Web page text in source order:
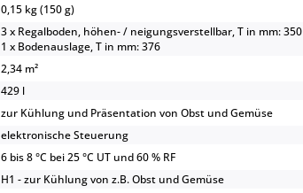
0,15 kg (150 g)
3 x Regalboden, höhen- / neigungsverstellbar, T in mm: 350
1 x Bodenauslage, T in mm: 376
2,34 m²
429 l
zur Kühlung und Präsentation von Obst und Gemüse
elektronische Steuerung
6 bis 8 °C bei 25 °C UT und 60 % RF
H1 - zur Kühlung von z.B. Obst und Gemüse